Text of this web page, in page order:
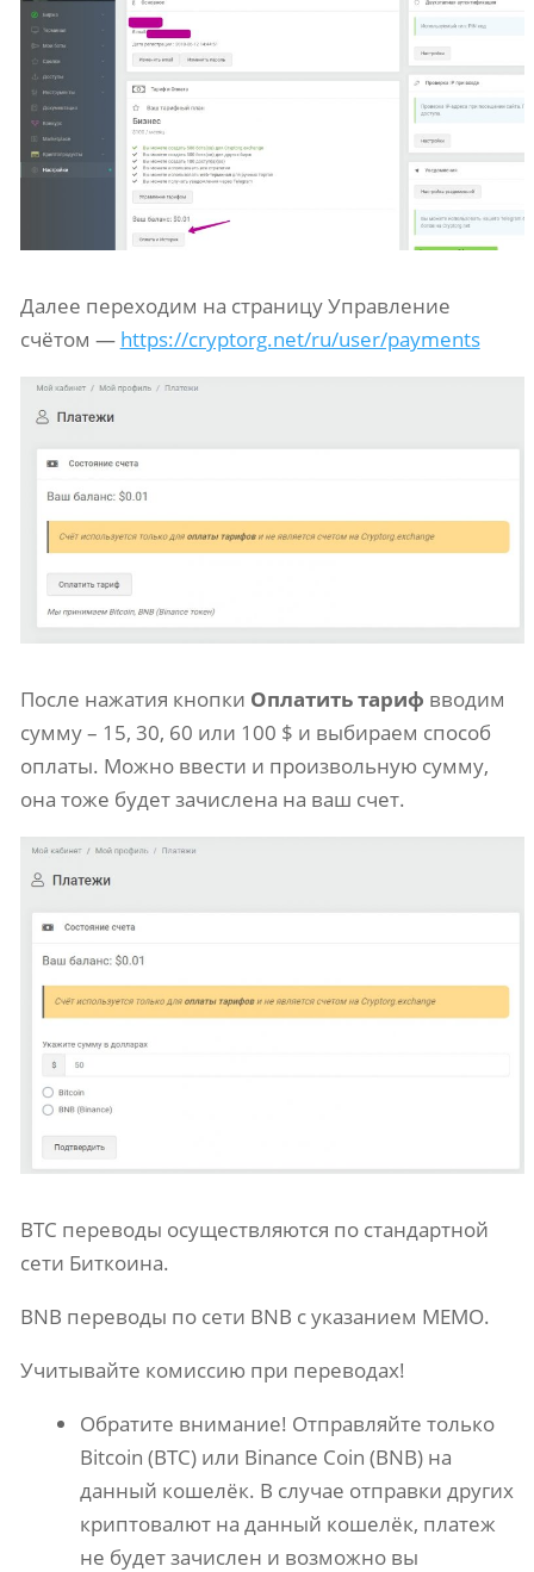
Далее переходим на страницу Управление
счётом — https://cryptorg.net/ru/user/payments
После нажатия кнопки Оплатить тариф вводим
сумму – 15, 30, 60 или 100 $ и выбираем способ
оплаты. Можно ввести и произвольную сумму,
она тоже будет зачислена на ваш счет.
BTC переводы осуществляются по стандартной
сети Биткоина.
BNB переводы по сети BNB с указанием МЕМО.
Учитывайте комиссию при переводах!
Обратите внимание! Отправляйте только
Bitcoin (BTC) или Binance Coin (BNB) на
данный кошелёк. В случае отправки других
криптовалют на данный кошелёк, платеж
не будет зачислен и возможно вы